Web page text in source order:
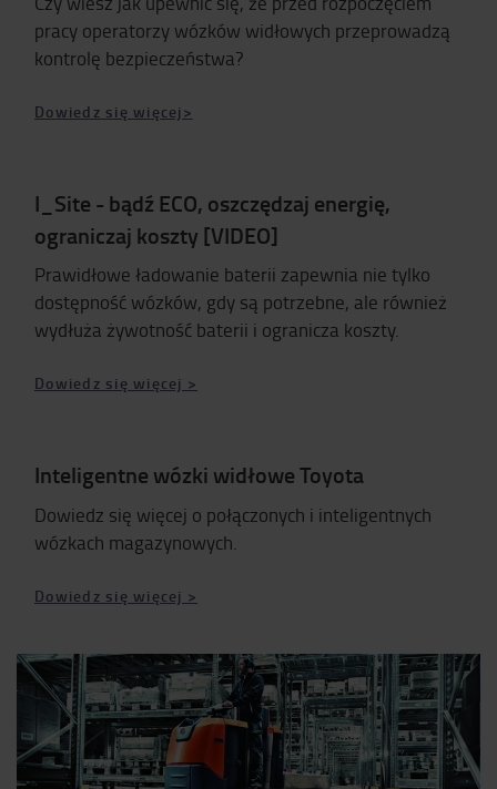
pracy operatorzy wózków widłowych przeprowadzą
kontrolę bezpieczeństwa?
Dowiedz się więcej>
I_Site - bądź ECO, oszczędzaj energię,
ograniczaj koszty [VIDEO]
Prawidłowe ładowanie baterii zapewnia nie tylko
dostępność wózków, gdy są potrzebne, ale również
wydłuża żywotność baterii i ogranicza koszty.
Dowiedz się więcej >
Inteligentne wózki widłowe Toyota
Dowiedz się więcej o połączonych i inteligentnych
wózkach magazynowych.
Dowiedz się więcej >